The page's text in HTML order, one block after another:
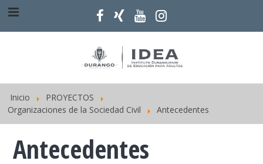
Inicio
PROYECTOS
Organizaciones de la Sociedad Civil
Antecedentes
Antecedentes